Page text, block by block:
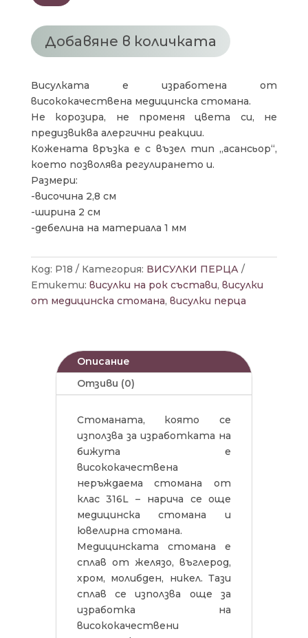
ВИСУЛКА
ПЕРЦЕ
AC_DC
Добавяне в количката
Висулката е изработена от
висококачествена медицинска стомана.
Не корозира, не променя цвета си, не
предизвиква алергични реакции.
Кожената връзка е с възел тип „асансьор“,
което позволява регулирането и.
Размери:
-височина 2,8 см
-ширина 2 см
-дебелина на материала 1 мм
Код: P18 Категория: ВИСУЛКИ ПЕРЦА
Етикети: висулки на рок състави, висулки
от медицинска стомана, висулки перца
Описание
Отзиви (0)
Стоманата, която се
използва за изработката на
бижута е
висококачествена
неръждаема стомана от
клас 316L – нарича се още
медицинска стомана и
ювелирна стомана.
Медицинската стомана е
сплав от желязо, въглерод,
хром, молибден, никел. Тази
сплав се използва още за
изработка на
висококачествени